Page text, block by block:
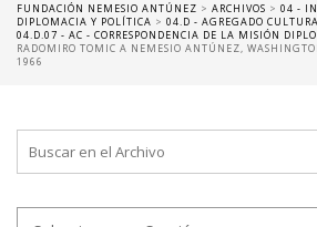
FUNDACIÓN NEMESIO ANTÚNEZ > ARCHIVOS > 04 -
DIPLOMACIA Y POLÍTICA > 04.D - AGREGADO
04.D.07 - AC - CORRESPONDENCIA DE LA MISIÓN
RADOMIRO TOMIC A NEMESIO ANTÚNEZ,
1966